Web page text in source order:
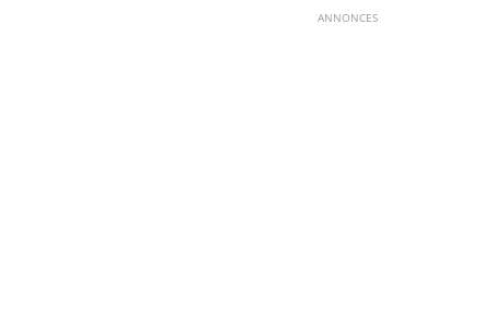
ANNONCES